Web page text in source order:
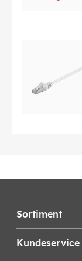
Sortiment
Kundeservice